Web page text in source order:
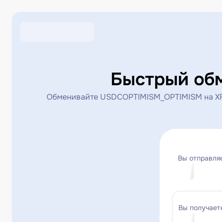
Быстрый
Обменивайте USDCOPTIMISM_OPTIMISM
Вы
Вы